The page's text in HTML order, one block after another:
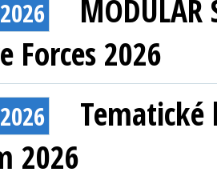
Forces 2026
Tematické
2026